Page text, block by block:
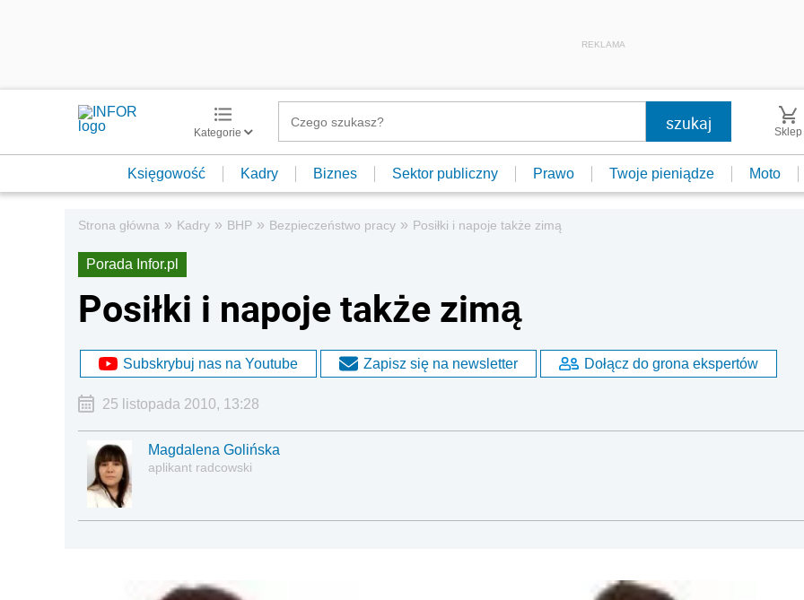
REKLAMA
Kategorie Sklep
Księgowość Kadry Biznes Sektor publiczny Prawo Twoje pieniądze Moto
Strona główna » Kadry » BHP » Bezpieczeństwo pracy » Posiłki i napoje także zimą
Porada Infor.pl
Posiłki i napoje także zimą
Subskrybuj nas na Youtube Zapisz się na newsletter Dołącz do grona ekspertów
25 listopada 2010, 13:28
Magdalena Golińska
aplikant radcowski